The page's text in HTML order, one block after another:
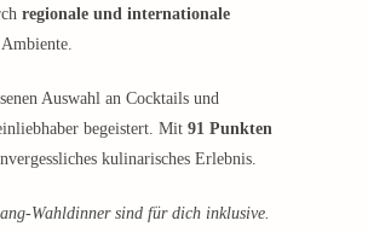
regionale und internationale
Auswahl an Cocktails und
begeistert. Mit 91 Punkten
kulinarisches Erlebnis.
Wahldinner sind für dich inklusive.